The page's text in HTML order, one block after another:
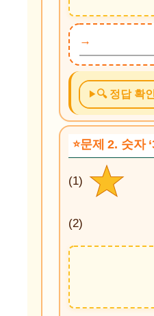
🔍 정답 확인
문제 2. 숫자
(1)
(2)